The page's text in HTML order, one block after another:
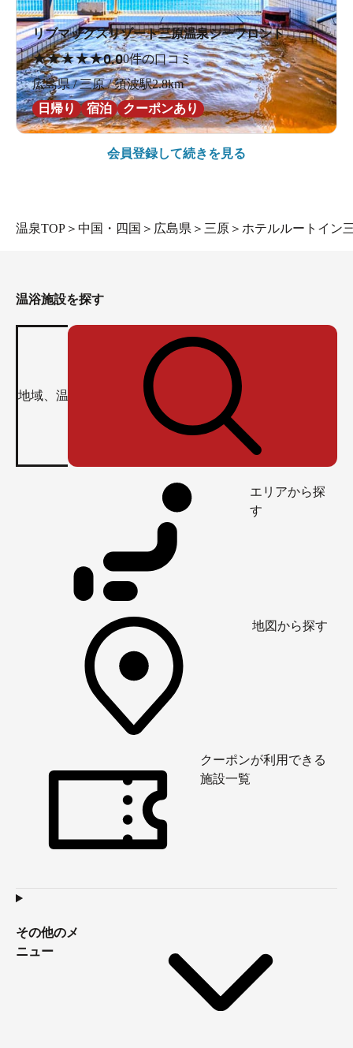
リブマックスリゾート三原温泉シーフロント
★★★★★0.00件の口コミ
広島県 / 三原 / 須波駅2.8km
日帰り
宿泊 クーポンあり
会員登録して続きを見る
温泉TOP ＞ 中国・四国 ＞ 広島県 ＞ 三原 ＞ ホテルルートイン
温浴施設を探す
エリアから探
す
地図から探す
クーポンが利用できる
施設一覧
その他のメ
ニュー